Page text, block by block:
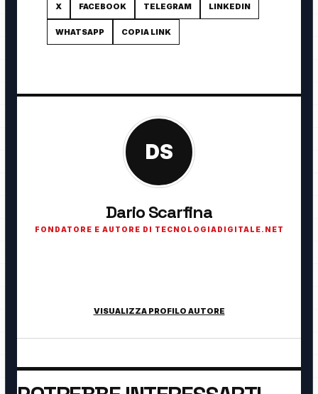
X FACEBOOK TELEGRAM LINKEDIN
WHATSAPP COPIA LINK
DS
Dario Scarfina
FONDATORE E AUTORE DI TECNOLOGIADIGITALE.NET
VISUALIZZA PROFILO AUTORE